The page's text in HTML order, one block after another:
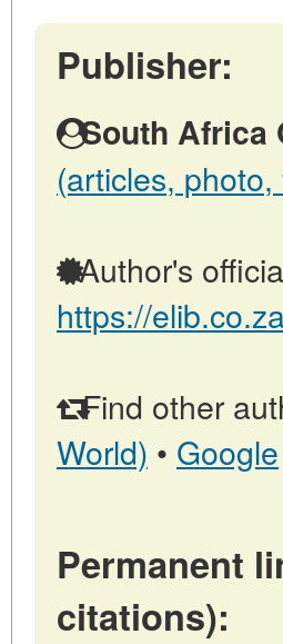
Publisher:
South Africa
(articles,
Author's
https://
Find other
World) • Google
Permanent
citations):